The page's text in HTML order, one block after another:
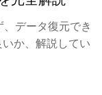
データ復元でき
か、解説してい